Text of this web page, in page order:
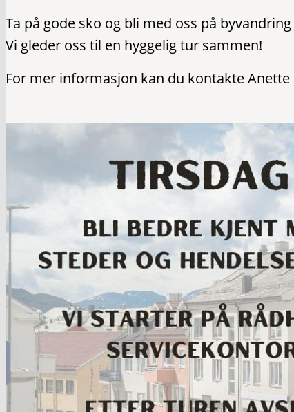
Ta på gode sko og bli med oss på
Vi gleder oss til en hyggelig tur sammen!
For mer informasjon kan du kontakte Anette